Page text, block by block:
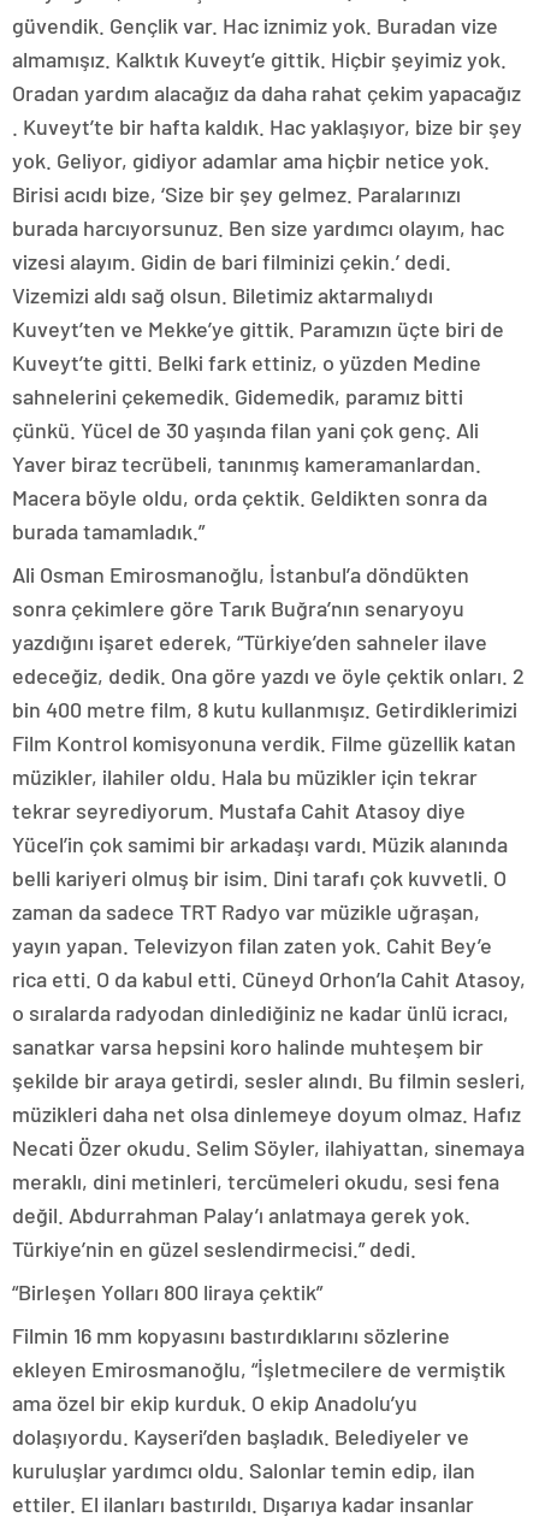
güvendik. Gençlik var. Hac iznimiz yok. Buradan vize
almamışız. Kalktık Kuveyt’e gittik. Hiçbir şeyimiz yok.
Oradan yardım alacağız da daha rahat çekim yapacağız
. Kuveyt’te bir hafta kaldık. Hac yaklaşıyor, bize bir şey
yok. Geliyor, gidiyor adamlar ama hiçbir netice yok.
Birisi acıdı bize, ‘Size bir şey gelmez. Paralarınızı
burada harcıyorsunuz. Ben size yardımcı olayım, hac
vizesi alayım. Gidin de bari filminizi çekin.’ dedi.
Vizemizi aldı sağ olsun. Biletimiz aktarmalıydı
Kuveyt’ten ve Mekke’ye gittik. Paramızın üçte biri de
Kuveyt’te gitti. Belki fark ettiniz, o yüzden Medine
sahnelerini çekemedik. Gidemedik, paramız bitti
çünkü. Yücel de 30 yaşında filan yani çok genç. Ali
Yaver biraz tecrübeli, tanınmış kameramanlardan.
Macera böyle oldu, orda çektik. Geldikten sonra da
burada tamamladık.”
Ali Osman Emirosmanoğlu, İstanbul’a döndükten
sonra çekimlere göre Tarık Buğra’nın senaryoyu
yazdığını işaret ederek, “Türkiye’den sahneler ilave
edeceğiz, dedik. Ona göre yazdı ve öyle çektik onları. 2
bin 400 metre film, 8 kutu kullanmışız. Getirdiklerimizi
Film Kontrol komisyonuna verdik. Filme güzellik katan
müzikler, ilahiler oldu. Hala bu müzikler için tekrar
tekrar seyrediyorum. Mustafa Cahit Atasoy diye
Yücel’in çok samimi bir arkadaşı vardı. Müzik alanında
belli kariyeri olmuş bir isim. Dini tarafı çok kuvvetli. O
zaman da sadece TRT Radyo var müzikle uğraşan,
yayın yapan. Televizyon filan zaten yok. Cahit Bey’e
rica etti. O da kabul etti. Cüneyd Orhon’la Cahit Atasoy,
o sıralarda radyodan dinlediğiniz ne kadar ünlü icracı,
sanatkar varsa hepsini koro halinde muhteşem bir
şekilde bir araya getirdi, sesler alındı. Bu filmin sesleri,
müzikleri daha net olsa dinlemeye doyum olmaz. Hafız
Necati Özer okudu. Selim Söyler, ilahiyattan, sinemaya
meraklı, dini metinleri, tercümeleri okudu, sesi fena
değil. Abdurrahman Palay’ı anlatmaya gerek yok.
Türkiye’nin en güzel seslendirmecisi.” dedi.
“Birleşen Yolları 800 liraya çektik”
Filmin 16 mm kopyasını bastırdıklarını sözlerine
ekleyen Emirosmanoğlu, “İşletmecilere de vermiştik
ama özel bir ekip kurduk. O ekip Anadolu’yu
dolaşıyordu. Kayseri’den başladık. Belediyeler ve
kuruluşlar yardımcı oldu. Salonlar temin edip, ilan
ettiler. El ilanları bastırıldı. Dışarıya kadar insanlar